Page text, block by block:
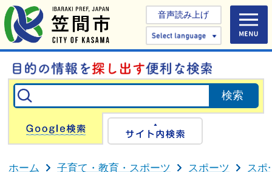
音声読み上げ
Select
Google検索
ホーム 子育て・教育・スポーツ スポーツ スポ